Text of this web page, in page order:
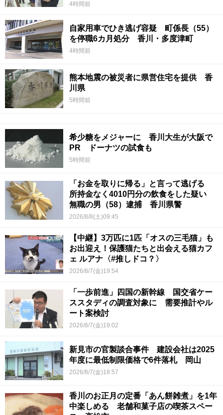
4時間前
自家用車でひき逃げ容疑 町係長（55）
を停職6カ月処分 香川・多度津町
4時間前
熊本地震の被災者に県営住宅を提供 香
川県
5時間前
希少糖をメジャーに 香川大生が大阪で
PR ドーナツの試食も
5時間前
「お金を取りに帰る」と言って逃げる
所持金なく4010円分の飲食をした疑い
無職の男（58）逮捕 香川県警
2026/8/8(土)09:45
【中継】3万匹に1匹「オスの三毛猫」も
お出迎え！保護猫たちと出会える猫カフ
ェ ルアナ〈#推しドコ？〉
2026/8/7(金)19:54
「一歩前進」四国の新幹線 国交省ケー
ススタディの調査対象に 需要推計やル
ート案検討
2026/8/7(金)19:02
新見市の官製談合事件 建設会社は2025
年度に最低制限価格で6件落札 岡山
2026/8/7(金)18:57
香川のお正月の定番「あん餅雑煮」を1年
中楽しめる 老舗和菓子店の喫茶スペー